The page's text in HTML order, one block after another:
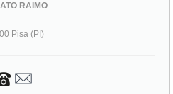
RAIMO
Pisa (PI)